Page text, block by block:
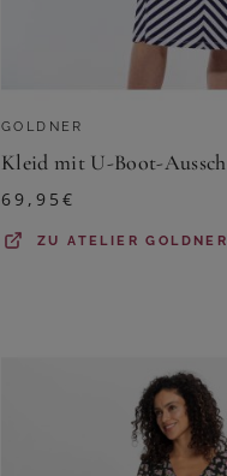
GOLDNER
69,95€
ZUATELIER GOLDNER